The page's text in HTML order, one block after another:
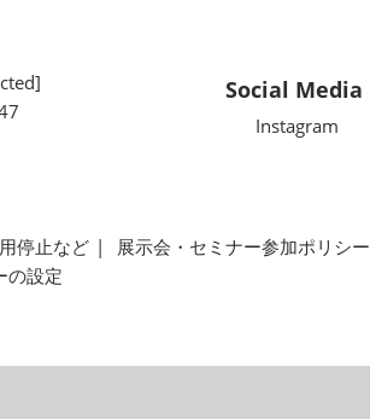
Social Media
Instagram
停止など 展示会・セミナー参加ポリシー
の設定